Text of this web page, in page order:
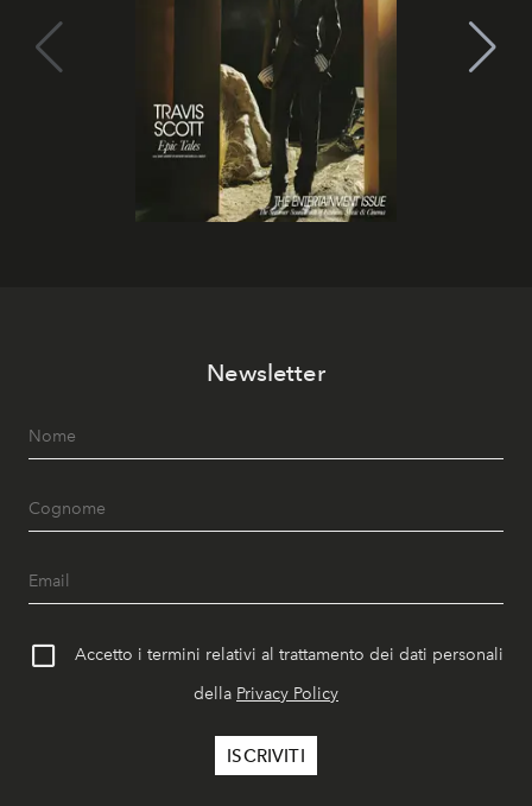
Newsletter
Accetto i termini relativi al trattamento dei dati personali
della Privacy Policy